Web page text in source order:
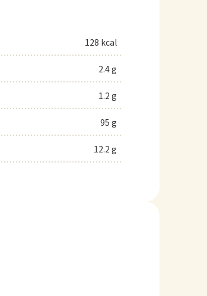
128 kcal
2.4 g
1.2 g
95 g
12.2 g